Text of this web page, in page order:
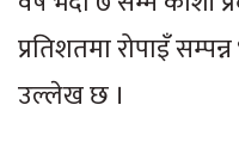
प्रतिशतमा रोपाइँ
उल्लेख छ ।